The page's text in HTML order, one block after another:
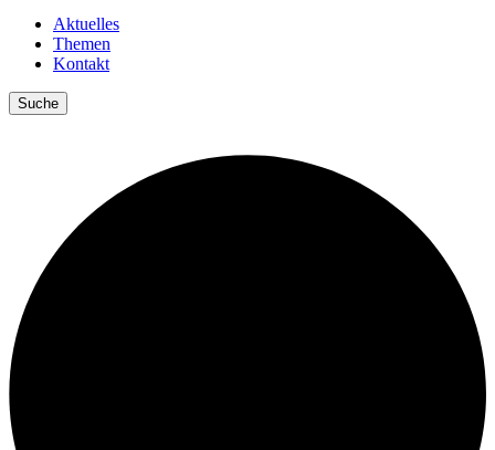
Aktuelles
Themen
Kontakt
Suche